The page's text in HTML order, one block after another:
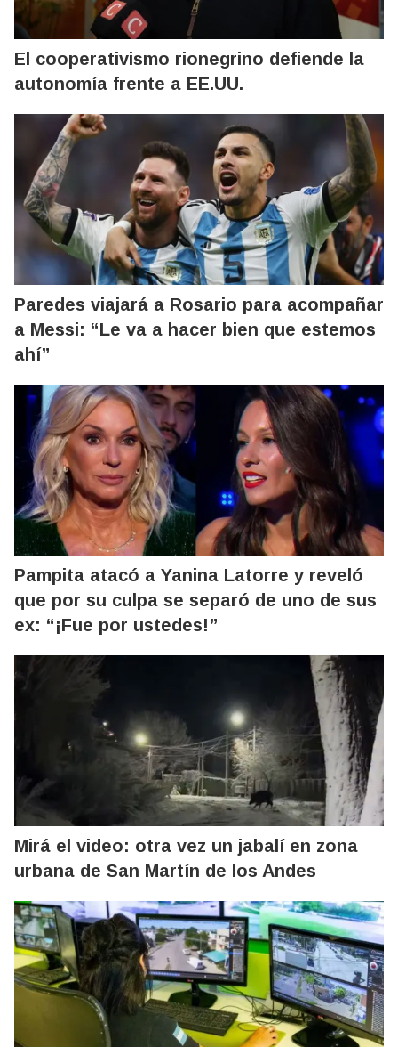
El cooperativismo rionegrino defiende la
autonomía frente a EE.UU.
Paredes viajará a Rosario para acompañar
a Messi: “Le va a hacer bien que estemos
ahí”
Pampita atacó a Yanina Latorre y reveló
que por su culpa se separó de uno de sus
ex: “¡Fue por ustedes!”
Mirá el video: otra vez un jabalí en zona
urbana de San Martín de los Andes